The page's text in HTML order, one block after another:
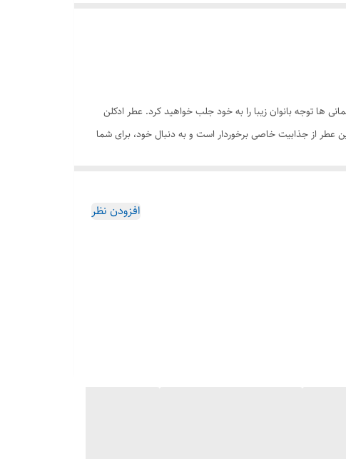
ها توجه بانوان زیبا را به خود جلب خواهید کرد. عطر ادکلن
عطر از جذابیت خاصی برخوردار است و به دنبال خود، برای شما
افزودن نظر